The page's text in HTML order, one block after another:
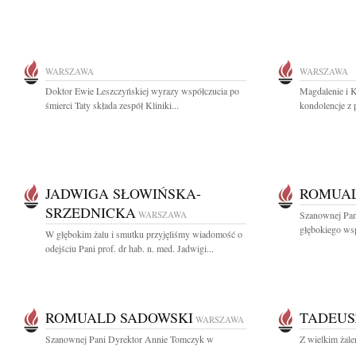
WARSZAWA
Doktor Ewie Leszczyńskiej wyrazy współczucia po
śmierci Taty składa zespół Kliniki...
WARSZAWA
Magdalenie i
kondolencje z
JADWIGA SŁOWIŃSKA-
SRZEDNICKA WARSZAWA
W głębokim żalu i smutku przyjęliśmy wiadomość o
odejściu Pani prof. dr hab. n. med. Jadwigi...
Szanownej
głębokiego
ROMUALD SADOWSKI WARSZAWA
Szanownej Pani Dyrektor Annie Tomczyk w
Z wielkim